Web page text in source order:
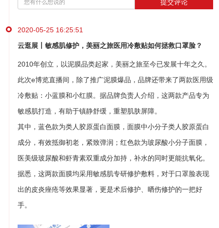
提交评论
2020-05-25 16:25:51
云逛展丨敏感肌修护，美丽之旅医用冷敷贴如何拯救口罩脸？
2010年创立，以泥膜品类起家，美丽之旅至今已发展十年之久。
此次e博览直播间，除了推广泥膜爆品，品牌还带来了两款医用级
冷敷贴：小蓝膜和小红膜。据品牌负责人介绍，这两款产品专为
敏感肌打造，有助于镇静舒缓，重塑肌肤屏障。
其中，蓝色款为类人胶原蛋白面膜，面膜中小分子类人胶原蛋白
成分，有效抵御初老，紧致弹润；红色款为玻尿酸小分子面膜，
医美级玻尿酸和虾青素双重成分加持，补水的同时更能抗氧化。
据悉，这两款面膜均采用敏感肌专研修护敷料，对于口罩脸表现
出的皮炎痤疮等效果显著，更是术后修护、晒伤修护的一把好
手。